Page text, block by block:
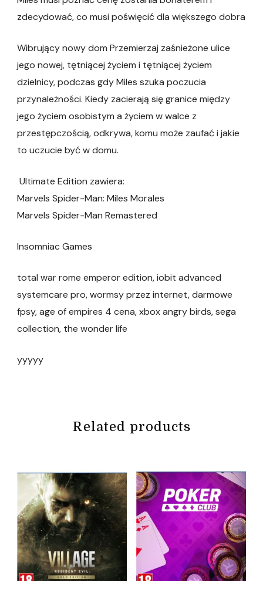
zdecydować, co musi poświęcić dla większego dobra
Wibrujący nowy dom Przemierzaj zaśnieżone ulice
jego nowej, tętniącej życiem i tętniącej życiem
dzielnicy, podczas gdy Miles szuka poczucia
przynależności. Kiedy zacierają się granice między
jego życiem osobistym a życiem w walce z
przestępczością, odkrywa, komu może zaufać i jakie
to uczucie być w domu.
Ultimate Edition zawiera:
Marvels Spider-Man: Miles Morales
Marvels Spider-Man Remastered
Insomniac Games
total war rome emperor edition, iobit advanced
systemcare pro, wormsy przez internet, darmowe
fpsy, age of empires 4 cena, xbox angry birds, sega
collection, the wonder life
yyyyy
Related products